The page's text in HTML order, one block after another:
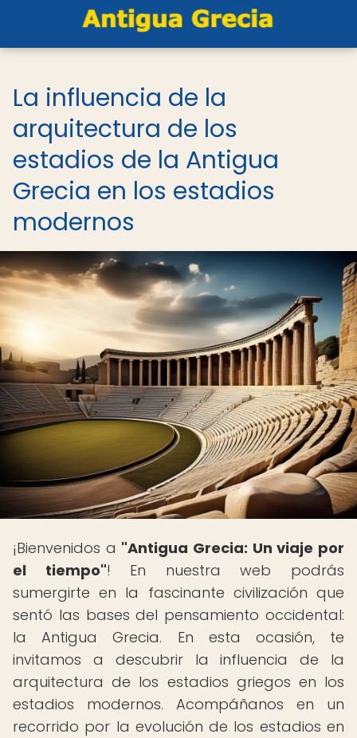
La influencia de la
arquitectura de los
estadios de la Antigua
Grecia en los estadios
modernos
¡Bienvenidos a "Antigua Grecia: Un viaje por
el tiempo"! En nuestra web podrás
sumergirte en la fascinante civilización que
sentó las bases del pensamiento occidental:
la Antigua Grecia. En esta ocasión, te
invitamos a descubrir la influencia de la
arquitectura de los estadios griegos en los
estadios modernos. Acompáñanos en un
recorrido por la evolución de los estadios en